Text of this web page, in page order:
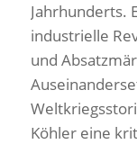
Jahrhunderts.
industrielle
und
Köhler eine